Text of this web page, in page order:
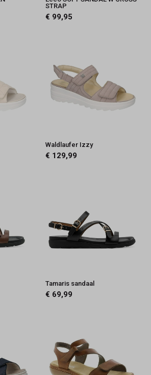
STRAP
€ 99,95
Waldlaufer Izzy
€ 129,99
Tamaris sandaal
€ 69,99